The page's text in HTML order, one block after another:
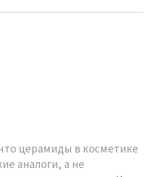
церамиды в косметике
аналоги, а не